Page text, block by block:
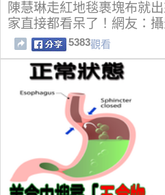
陳慧琳走紅地毯裹塊布就
家直接都看呆了！網友：攝
5383觀看